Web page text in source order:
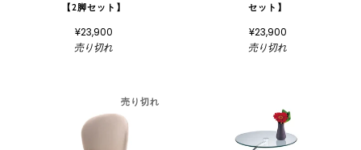
【2脚セット】
¥23,900
売り切れ
セット】
¥23,900
売り切れ
売り切れ